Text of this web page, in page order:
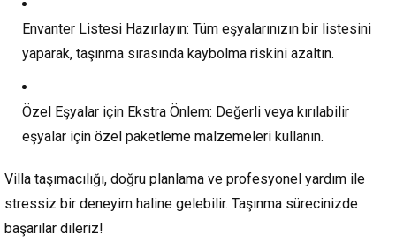
Envanter Listesi Hazırlayın: Tüm eşyalarınızın bir listesini
yaparak, taşınma sırasında kaybolma riskini azaltın.
Özel Eşyalar için Ekstra Önlem: Değerli veya kırılabilir
eşyalar için özel paketleme malzemeleri kullanın.
Villa taşımacılığı, doğru planlama ve profesyonel yardım ile
stressiz bir deneyim haline gelebilir. Taşınma sürecinizde
başarılar dileriz!